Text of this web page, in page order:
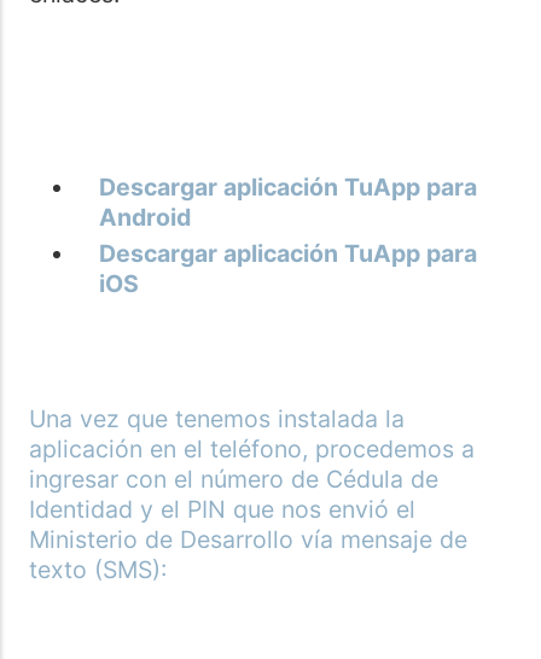
Descargar aplicación TuApp para
Android
Descargar aplicación TuApp para
iOS
Una vez que tenemos instalada la
aplicación en el teléfono, procedemos a
ingresar con el número de Cédula de
Identidad y el PIN que nos envió el
Ministerio de Desarrollo vía mensaje de
texto (SMS):